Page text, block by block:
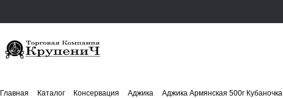
Главная Каталог Консервация Аджика Аджика Армянская 500г Кубаночка